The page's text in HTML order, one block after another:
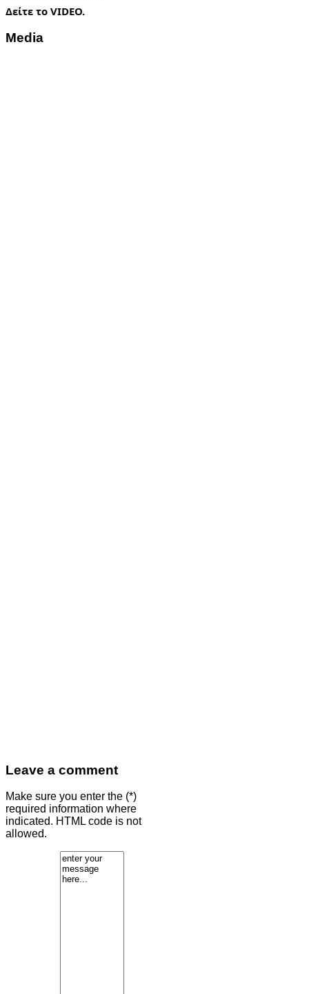
Δείτε το VIDEO.
Media
Leave a comment
Make sure you enter the (*)
required information where
indicated. HTML code is not
allowed.